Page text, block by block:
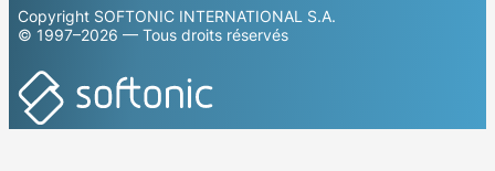
Copyright SOFTONIC INTERNATIONAL S.A.
© 1997–2026 — Tous droits réservés